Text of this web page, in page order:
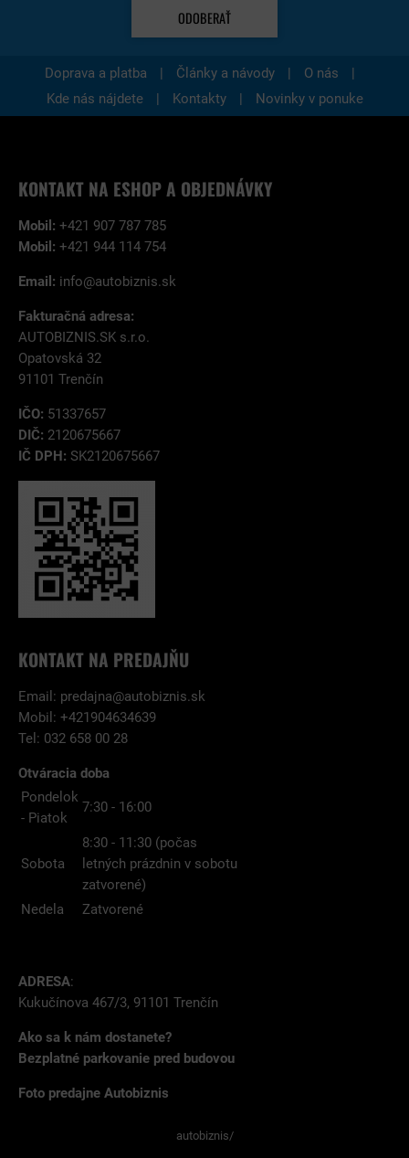
ODOBERAŤ
Doprava a platba | Články a návody | O nás
|
Kde nás nájdete
| Kontakty | Novinky v ponuke
KONTAKT NA ESHOP A OBJEDNÁVKY
Mobil: +421 907 787 785
Mobil: +421 944 114 754
Email: info@autobiznis.sk
Fakturačná adresa:
AUTOBIZNIS.SK s.r.o.
Opatovská 32
91101 Trenčín
IČO: 51337657
DIČ: 2120675667
IČ DPH: SK2120675667
KONTAKT NA PREDAJŇU
Email: predajna@autobiznis.sk
Mobil: +421904634639
Tel: 032 658 00 28
Otváracia doba
Pondelok
- Piatok
7:30 - 16:00
Sobota
8:30 - 11:30 (počas
letných prázdnin v sobotu
zatvorené)
Nedela
Zatvorené
ADRESA:
Kukučínova 467/3, 91101 Trenčín
Ako sa k nám dostanete?
Bezplatné parkovanie pred budovou
Foto predajne Autobiznis
autobiznis/